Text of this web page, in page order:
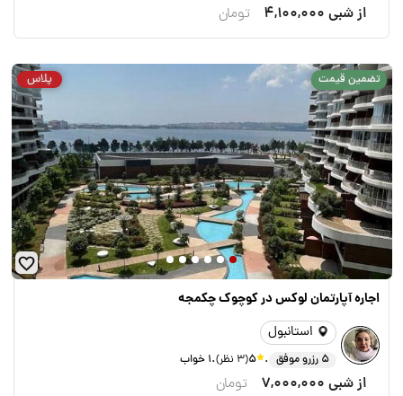
از شبی 4,100,000 تومان
پلاس تضمین قیمت
اجاره آپارتمان لوکس در کوچوک چکمجه
استانبول
5 رزرو موفق .
5(3 نظر) .1 خواب
از شبی 7,000,000 تومان